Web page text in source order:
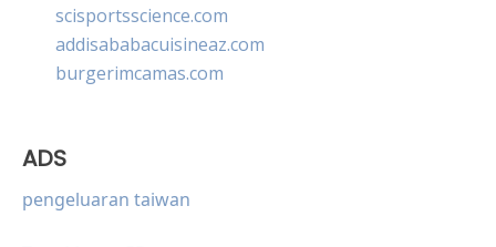
scisportsscience.com
addisababacuisineaz.com
burgerimcamas.com
ADS
pengeluaran taiwan